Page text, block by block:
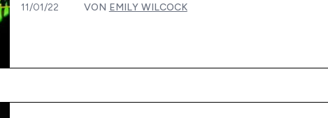
11/01/22 VON EMILY WILCOCK